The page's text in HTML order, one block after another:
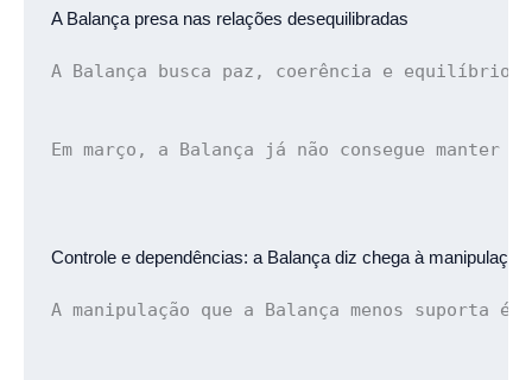
A Balança presa nas relações desequilibradas
A Balança busca paz, coerência e equilíbrio.
Em março, a Balança já não consegue manter
Controle e dependências: a Balança diz chega à manipulação
A manipulação que a Balança menos suporta